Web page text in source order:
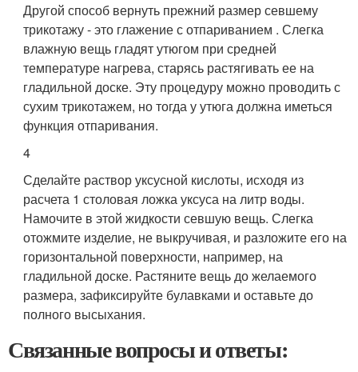
Другой способ вернуть прежний размер севшему
трикотажу - это глажение с отпариванием . Слегка
влажную вещь гладят утюгом при средней
температуре нагрева, старясь растягивать ее на
гладильной доске. Эту процедуру можно проводить с
сухим трикотажем, но тогда у утюга должна иметься
функция отпаривания.
4
Сделайте раствор уксусной кислоты, исходя из
расчета 1 столовая ложка уксуса на литр воды.
Намочите в этой жидкости севшую вещь. Слегка
отожмите изделие, не выкручивая, и разложите его на
горизонтальной поверхности, например, на
гладильной доске. Растяните вещь до желаемого
размера, зафиксируйте булавками и оставьте до
полного высыхания.
Связанные вопросы и ответы: